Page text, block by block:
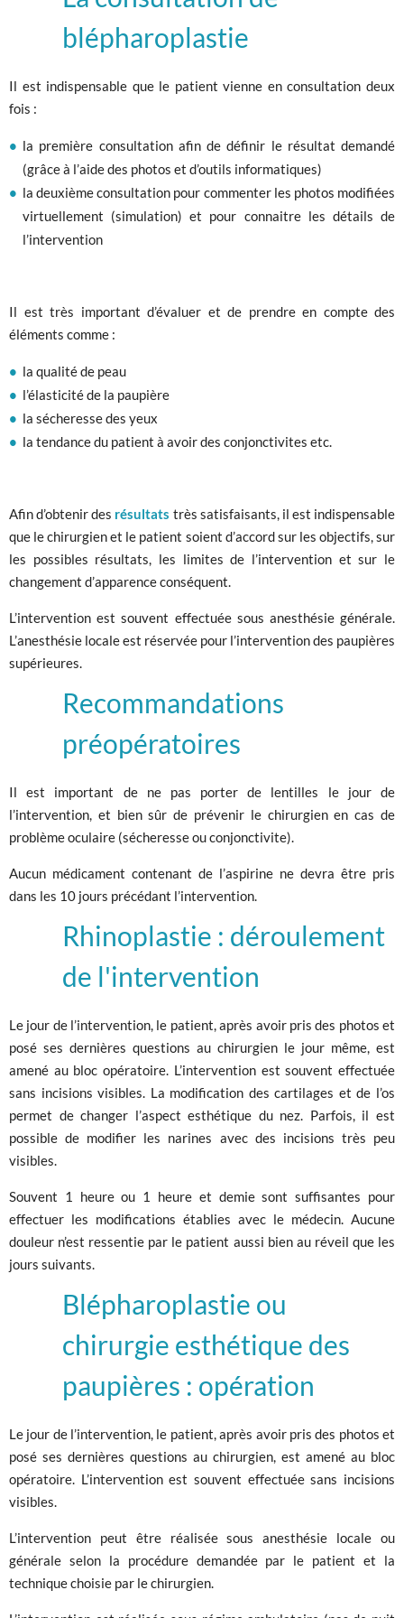
blépharoplastie
Il est indispensable que le patient vienne en consultation deux
fois :
la première consultation afin de définir le résultat demandé
(grâce à l’aide des photos et d’outils informatiques)
la deuxième consultation pour commenter les photos modifiées
virtuellement (simulation) et pour connaitre les détails de
l’intervention
Il est très important d’évaluer et de prendre en compte des
éléments comme :
la qualité de peau
l’élasticité de la paupière
la sécheresse des yeux
la tendance du patient à avoir des conjonctivites etc.
Afin d’obtenir des résultats très satisfaisants, il est indispensable
que le chirurgien et le patient soient d’accord sur les objectifs, sur
les possibles résultats, les limites de l’intervention et sur le
changement d’apparence conséquent.
L’intervention est souvent effectuée sous anesthésie générale.
L’anesthésie locale est réservée pour l’intervention des paupières
supérieures.
Recommandations
préopératoires
Il est important de ne pas porter de lentilles le jour de
l’intervention, et bien sûr de prévenir le chirurgien en cas de
problème oculaire (sécheresse ou conjonctivite).
Aucun médicament contenant de l’aspirine ne devra être pris
dans les 10 jours précédant l’intervention.
Rhinoplastie : déroulement
de l'intervention
Le jour de l’intervention, le patient, après avoir pris des photos et
posé ses dernières questions au chirurgien le jour même, est
amené au bloc opératoire. L’intervention est souvent effectuée
sans incisions visibles. La modification des cartilages et de l’os
permet de changer l’aspect esthétique du nez. Parfois, il est
possible de modifier les narines avec des incisions très peu
visibles.
Souvent 1 heure ou 1 heure et demie sont suffisantes pour
effectuer les modifications établies avec le médecin. Aucune
douleur n’est ressentie par le patient aussi bien au réveil que les
jours suivants.
Blépharoplastie ou
chirurgie esthétique des
paupières : opération
Le jour de l’intervention, le patient, après avoir pris des photos et
posé ses dernières questions au chirurgien, est amené au bloc
opératoire. L’intervention est souvent effectuée sans incisions
visibles.
L’intervention peut être réalisée sous anesthésie locale ou
générale selon la procédure demandée par le patient et la
technique choisie par le chirurgien.